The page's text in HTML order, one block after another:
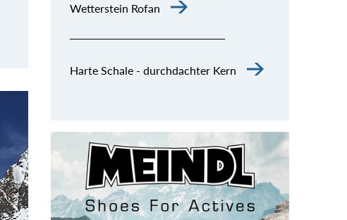
Wetterstein Rofan
Harte Schale - durchdachter Kern